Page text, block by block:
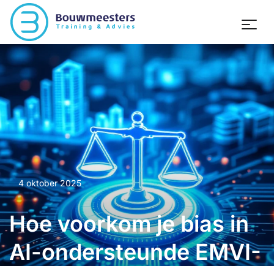
4 oktober 2025
Hoe voorkom je bias in
AI-ondersteunde EMVI-